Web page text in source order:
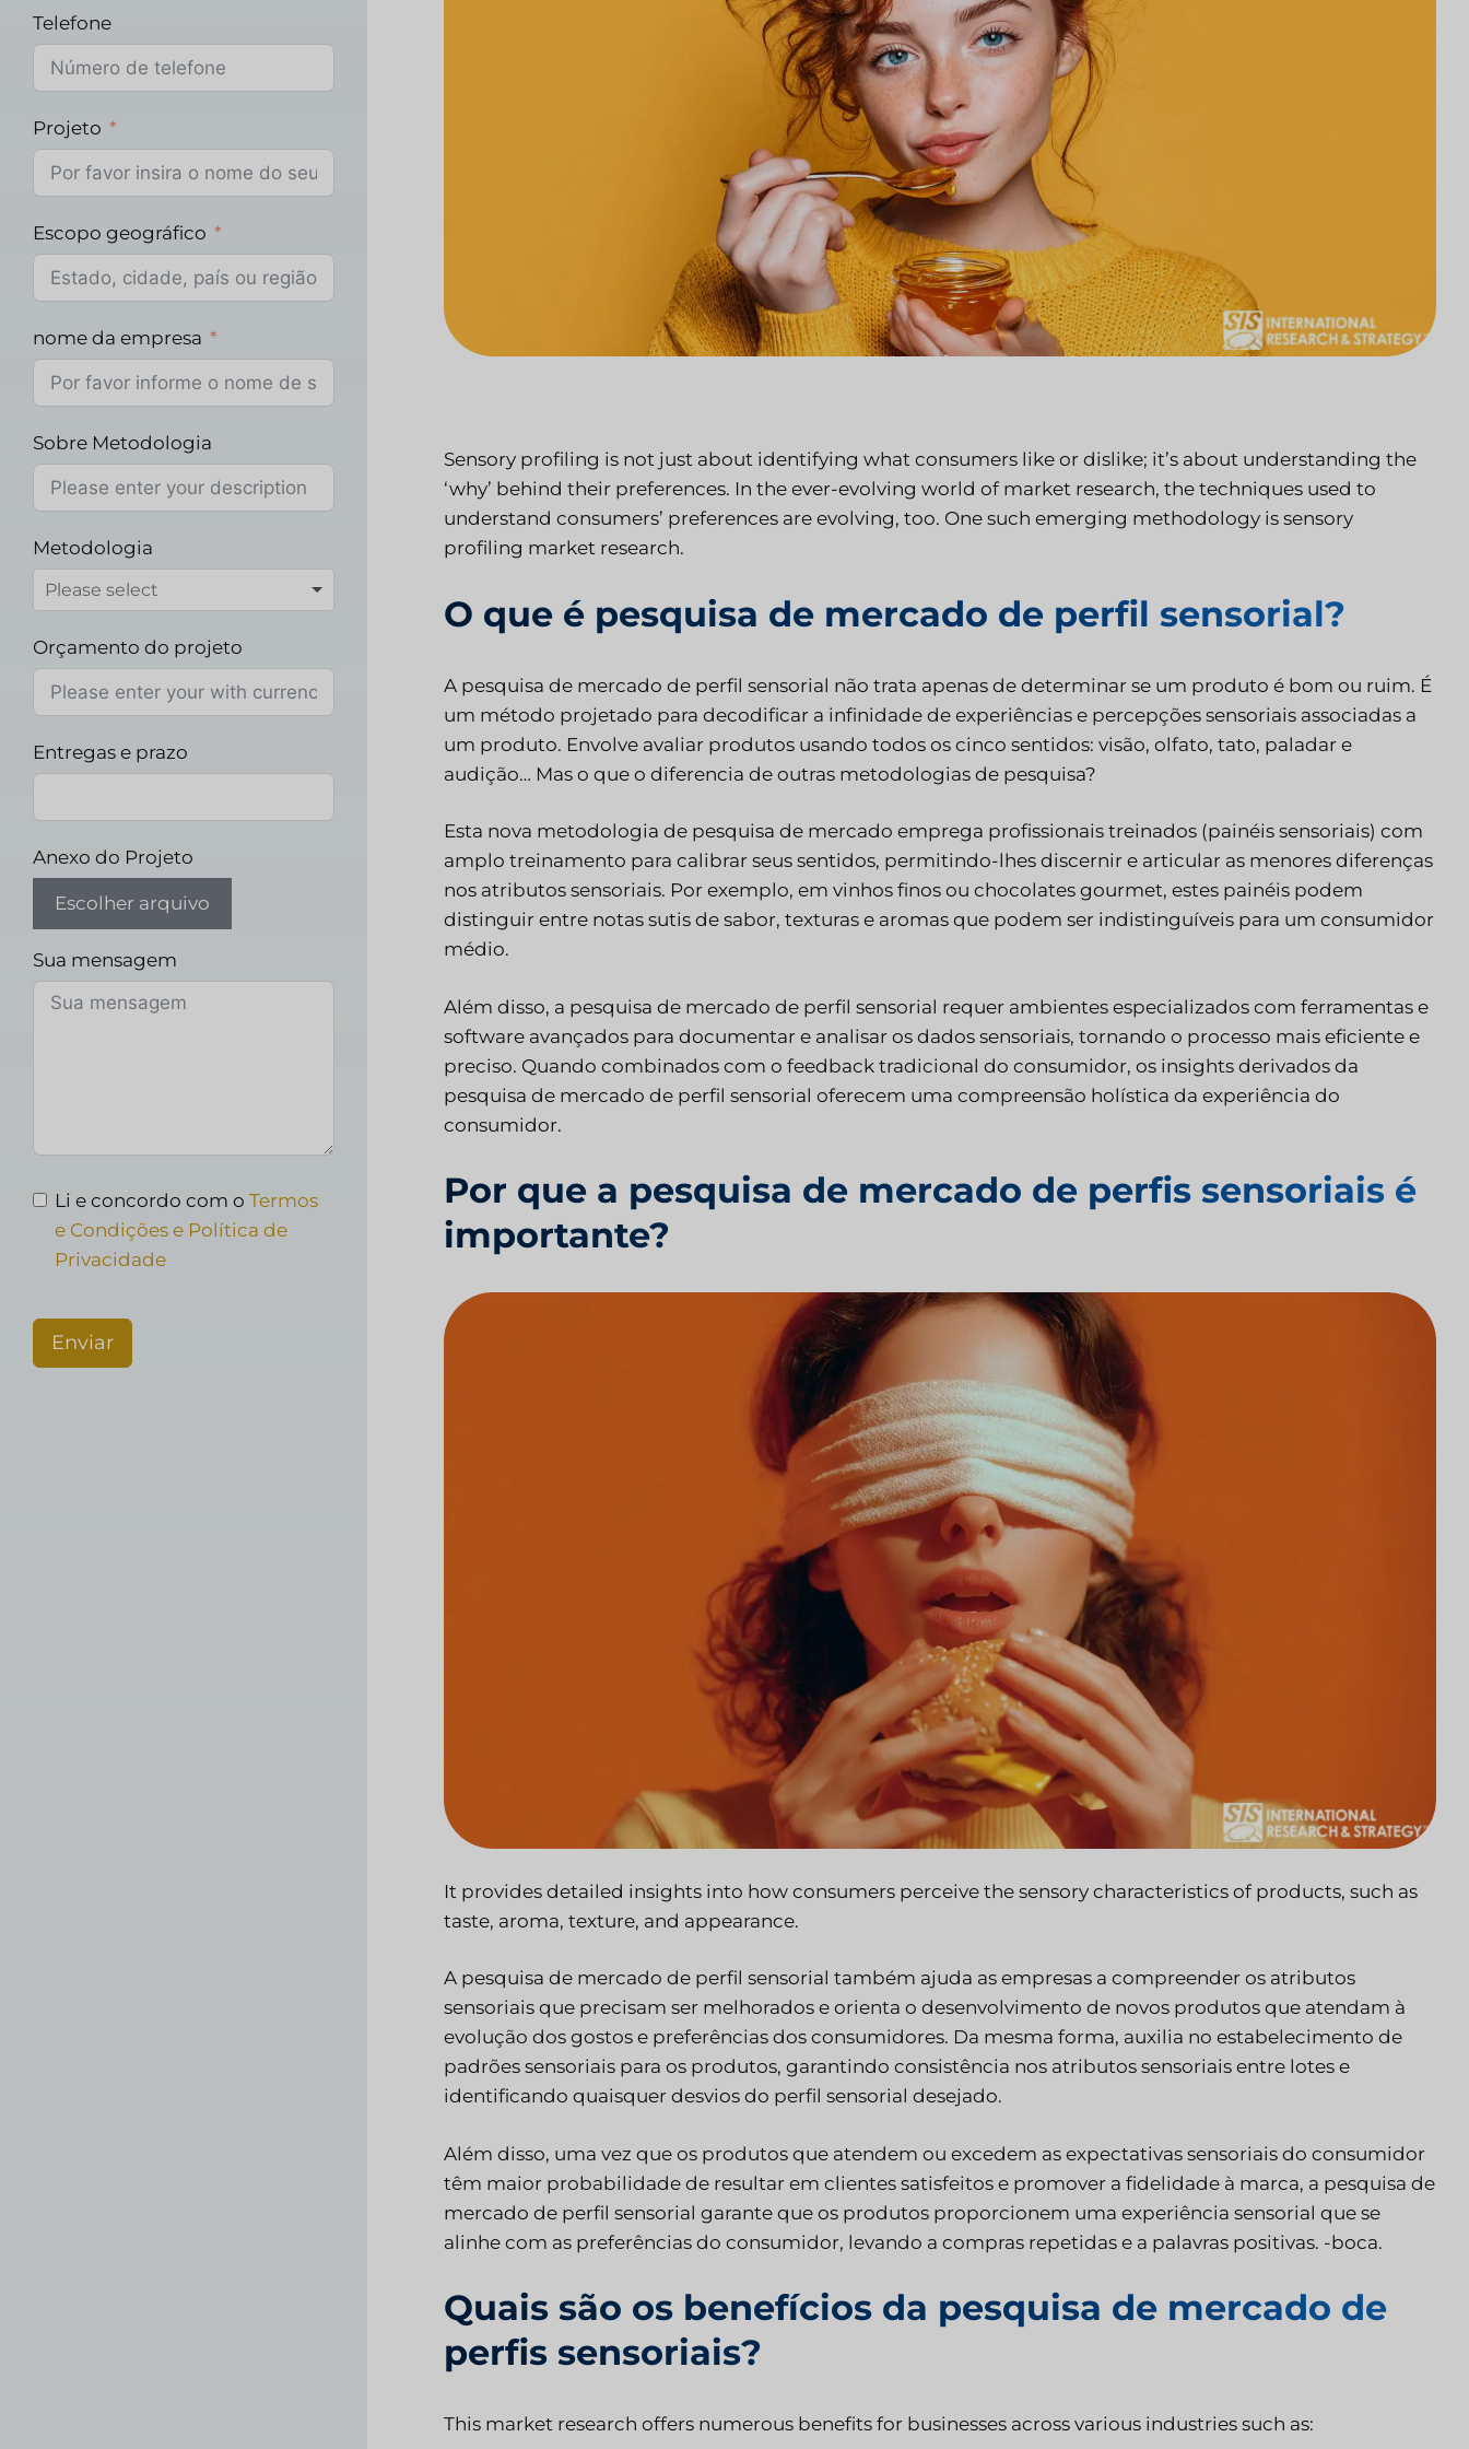
Sensory profiling is not just about identifying what consumers like or dislike; it’s about understanding the
‘why’ behind their preferences. In the ever-evolving world of market research, the techniques used to
understand consumers’ preferences are evolving, too. One such emerging methodology is sensory
profiling market research.
O que é pesquisa de mercado de perfil sensorial?
A pesquisa de mercado de perfil sensorial não trata apenas de determinar se um produto é bom ou ruim. É
um método projetado para decodificar a infinidade de experiências e percepções sensoriais associadas a
um produto. Envolve avaliar produtos usando todos os cinco sentidos: visão, olfato, tato, paladar e
audição… Mas o que o diferencia de outras metodologias de pesquisa?
Esta nova metodologia de pesquisa de mercado emprega profissionais treinados (painéis sensoriais) com
amplo treinamento para calibrar seus sentidos, permitindo-lhes discernir e articular as menores diferenças
nos atributos sensoriais. Por exemplo, em vinhos finos ou chocolates gourmet, estes painéis podem
distinguir entre notas sutis de sabor, texturas e aromas que podem ser indistinguíveis para um consumidor
médio.
Além disso, a pesquisa de mercado de perfil sensorial requer ambientes especializados com ferramentas e
software avançados para documentar e analisar os dados sensoriais, tornando o processo mais eficiente e
preciso. Quando combinados com o feedback tradicional do consumidor, os insights derivados da
pesquisa de mercado de perfil sensorial oferecem uma compreensão holística da experiência do
consumidor.
Por que a pesquisa de mercado de perfis sensoriais é
importante?
It provides detailed insights into how consumers perceive the sensory characteristics of products, such as
taste, aroma, texture, and appearance.
A pesquisa de mercado de perfil sensorial também ajuda as empresas a compreender os atributos
sensoriais que precisam ser melhorados e orienta o desenvolvimento de novos produtos que atendam à
evolução dos gostos e preferências dos consumidores. Da mesma forma, auxilia no estabelecimento de
padrões sensoriais para os produtos, garantindo consistência nos atributos sensoriais entre lotes e
identificando quaisquer desvios do perfil sensorial desejado.
Além disso, uma vez que os produtos que atendem ou excedem as expectativas sensoriais do consumidor
têm maior probabilidade de resultar em clientes satisfeitos e promover a fidelidade à marca, a pesquisa de
mercado de perfil sensorial garante que os produtos proporcionem uma experiência sensorial que se
alinhe com as preferências do consumidor, levando a compras repetidas e a palavras positivas. -boca.
Quais são os benefícios da pesquisa de mercado de
perfis sensoriais?
This market research offers numerous benefits for businesses across various industries such as:
Telefone
Projeto
Escopo geográfico
nome da empresa
Sobre Metodologia
Metodologia
Orçamento do projeto
Entregas e prazo
Anexo do Projeto
Escolher arquivo
Sua mensagem
Li e concordo com o Termos
e Condições e Política de
Privacidade
Enviar